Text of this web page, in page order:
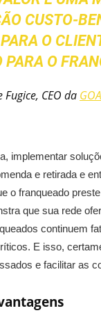
CUSTO-
O
PARA O
Fugice, CEO da
implementar
e retirada e
o franqueado
que sua rede
continuem
E isso,
e facilitar as